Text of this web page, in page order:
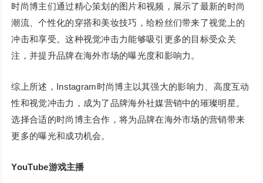
时尚博主们通过精心策划的图片和视频，展示了最新的时尚
潮流、个性化的穿搭和美妆技巧，给粉丝们带来了视觉上的
冲击和享受。这种视觉冲击力能够吸引更多的目标受众关
注，并提升品牌在海外市场的曝光度和影响力。
综上所述，Instagram时尚博主以其强大的影响力、高度互动
性和视觉冲击力，成为了品牌海外社媒营销中的璀璨明星。
选择合适的时尚博主合作，将为品牌在海外市场的营销带来
更多的曝光和成功机会。
YouTube游戏主播